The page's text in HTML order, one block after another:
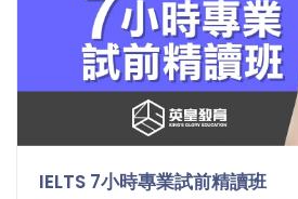
IELTS 7小時專業試前精讀班